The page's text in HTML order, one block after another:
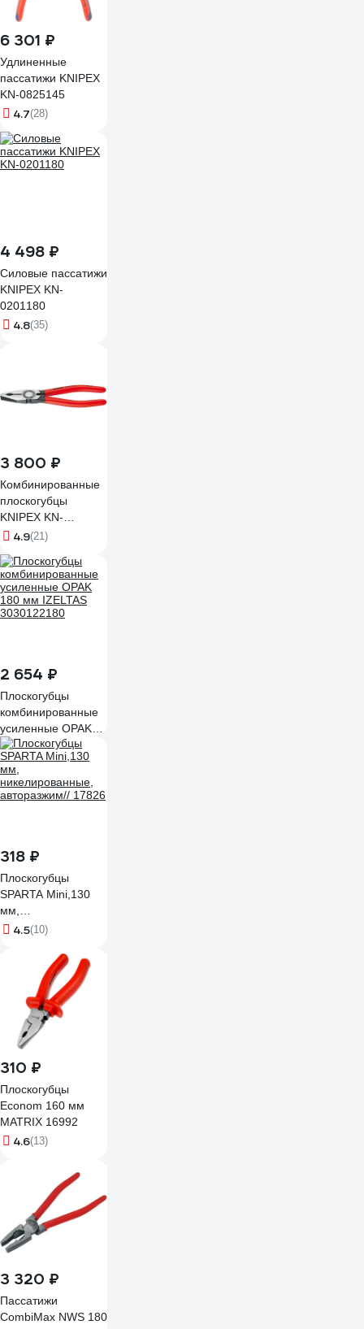
6 301 ₽
Удлиненные
пассатижи KNIPEX
KN-0825145
4.7(28)
4 498 ₽
Силовые пассатижи
KNIPEX KN-
0201180
4.8(35)
3 800 ₽
Комбинированные
плоскогубцы
KNIPEX KN-
0301200
4.9(21)
2 654 ₽
Плоскогубцы
комбинированные
усиленные OPAK
180 мм IZELTAS
3030122180
318 ₽
Плоскогубцы
SPARTA Mini,130
мм,
никелированные,
4.5(10)
310 ₽
Плоскогубцы
Econom 160 мм
MATRIX 16992
4.6(13)
3 320 ₽
Пассатижи
CombiMax NWS 180